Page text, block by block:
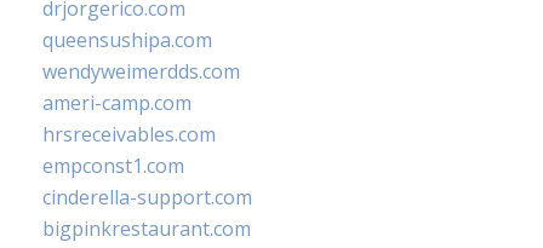
drjorgerico.com
queensushipa.com
wendyweimerdds.com
ameri-camp.com
hrsreceivables.com
empconst1.com
cinderella-support.com
bigpinkrestaurant.com